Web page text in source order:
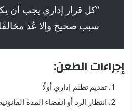
“كل قرار إداري يجب أن
سبب صحيح وإلا عُد مخالفًا
إجراءات الطعن:
تقديم تظلم إداري أولًا
انتظار الرد أو انقضاء المدة القانونية